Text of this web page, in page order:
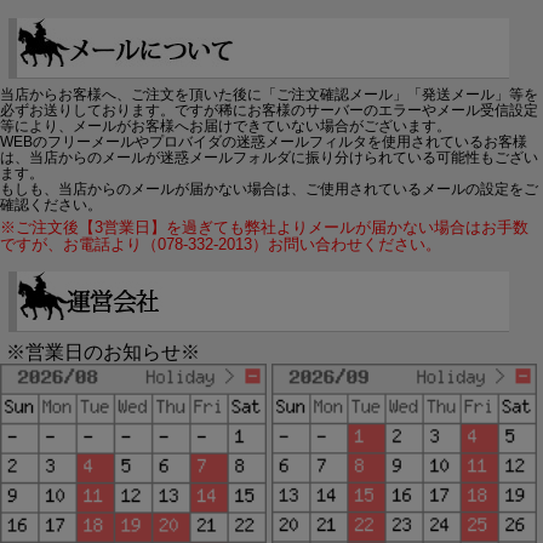
当店からお客様へ、ご注文を頂いた後に「ご注文確認メール」「発送メール」等を
必ずお送りしております。ですが稀にお客様のサーバーのエラーやメール受信設定
等により、メールがお客様へお届けできていない場合がございます。
WEBのフリーメールやプロバイダの迷惑メールフィルタを使用されているお客様
は、当店からのメールが迷惑メールフォルダに振り分けられている可能性もござい
ます。
もしも、当店からのメールが届かない場合は、ご使用されているメールの設定をご
確認ください。
※ご注文後【3営業日】を過ぎても弊社よりメールが届かない場合はお手数
ですが、お電話より（078-332-2013）お問い合わせください。
※営業日のお知らせ※